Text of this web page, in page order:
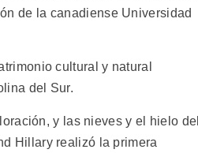
de la canadiense Universidad
cultural y natural
del Sur.
y las nieves y el hielo
Hillary realizó la primera